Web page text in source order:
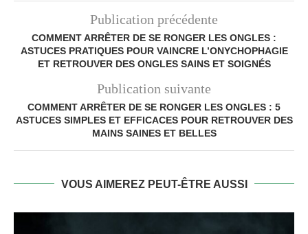
Publication précédente
COMMENT ARRÊTER DE SE RONGER LES ONGLES :
ASTUCES PRATIQUES POUR VAINCRE L’ONYCHOPHAGIE
ET RETROUVER DES ONGLES SAINS ET SOIGNÉS
Publication suivante
COMMENT ARRÊTER DE SE RONGER LES ONGLES : 5
ASTUCES SIMPLES ET EFFICACES POUR RETROUVER DES
MAINS SAINES ET BELLES
VOUS AIMEREZ PEUT-ÊTRE AUSSI